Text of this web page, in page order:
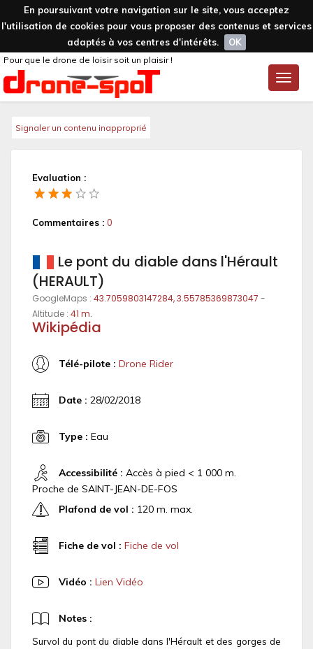
En poursuivant votre navigation sur le site, vous acceptez
l'utilisation de cookies pour vous proposer des contenus et services
adaptés à vos centres d'intérêts.
OK
Toggle
Pour que le drone de loisir soit un plaisir !
Signaler un contenu inapproprié
Evaluation :
Commentaires : 0
Le pont du diable dans l'Hérault
(HERAULT)
GoogleMaps : 43.7059803147284, 3.55785369873047 -
Altitude : 41 m.
Wikipédia
Télé-pilote : Drone Rider
Date : 28/02/2018
Type : Eau
Accessibilité : Accès à pied < 1 000 m.
Proche de SAINT-JEAN-DE-FOS
Plafond de vol : 120 m. max.
Fiche de vol : Fiche de vol
Vidéo : Lien Vidéo
Notes :
Survol du pont du diable dans l'Hérault et des gorges de